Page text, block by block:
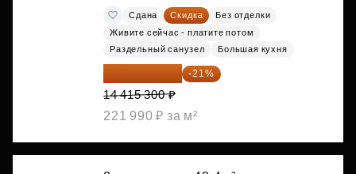
Сдана Скидка
Без отделки
Живите сейчас - платите потом
Раздельный санузел
Большая кухня
11 388 087 ₽ -21%
14 415 300 ₽
221 990 ₽ за м²